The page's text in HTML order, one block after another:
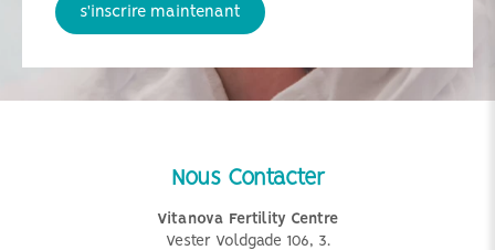
s'inscrire maintenant
Nous Contacter
Vitanova Fertility Centre
Vester Voldgade 106, 3.